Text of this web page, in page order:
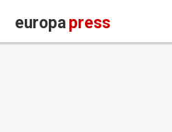
europapress